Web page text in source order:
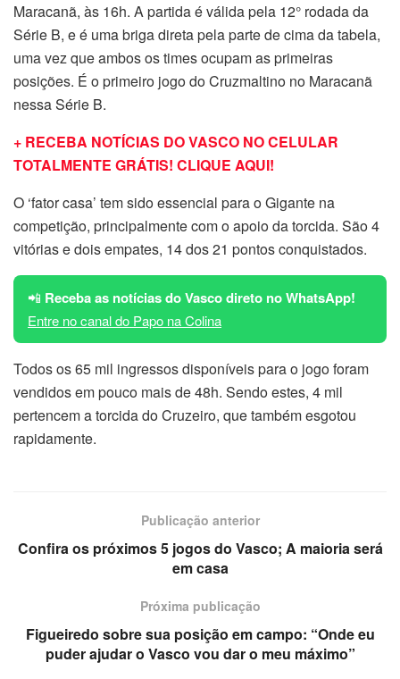
Maracanã, às 16h. A partida é válida pela 12° rodada da
Série B, e é uma briga direta pela parte de cima da tabela,
uma vez que ambos os times ocupam as primeiras
posições. É o primeiro jogo do Cruzmaltino no Maracanã
nessa Série B.
+ RECEBA NOTÍCIAS DO VASCO NO CELULAR
TOTALMENTE GRÁTIS! CLIQUE AQUI!
O ‘fator casa’ tem sido essencial para o Gigante na
competição, principalmente com o apoio da torcida. São 4
vitórias e dois empates, 14 dos 21 pontos conquistados.
📲 Receba as notícias do Vasco direto no WhatsApp!
Entre no canal do Papo na Colina
Todos os 65 mil ingressos disponíveis para o jogo foram
vendidos em pouco mais de 48h. Sendo estes, 4 mil
pertencem a torcida do Cruzeiro, que também esgotou
rapidamente.
Publicação anterior
Confira os próximos 5 jogos do Vasco; A maioria será
em casa
Próxima publicação
Figueiredo sobre sua posição em campo: “Onde eu
puder ajudar o Vasco vou dar o meu máximo”